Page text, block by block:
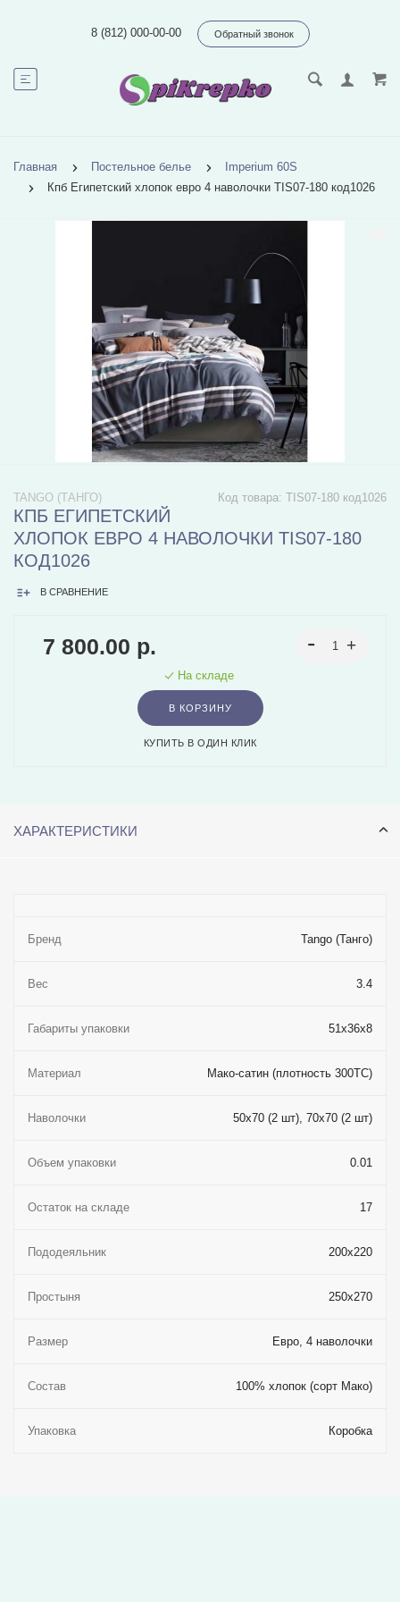
8 (812) 000-00-00 Обратный звонок
Главная Постельное белье
Imperium 60S
Кпб Египетский хлопок евро 4 наволочки TIS07-180 код1026
Код товара: TIS07-180 код1026
TANGO (ТАНГО)
КПБ ЕГИПЕТСКИЙ
ХЛОПОК ЕВРО 4 НАВОЛОЧКИ TIS07-180
КОД1026
В СРАВНЕНИЕ
7 800.00 р.
На складе
В КОРЗИНУ
КУПИТЬ В ОДИН КЛИК
ХАРАКТЕРИСТИКИ
Бренд Tango (Танго)
Вес 3.4
Габариты упаковки 51x36x8
Материал Мако-сатин (плотность 300ТС)
Наволочки 50x70 (2 шт), 70x70 (2 шт)
Объем упаковки 0.01
Остаток на складе 17
Пододеяльник 200x220
Простыня 250x270
Размер Евро, 4 наволочки
Состав 100% хлопок (сорт Мако)
Упаковка Коробка